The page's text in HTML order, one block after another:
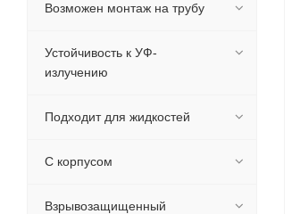
Возможен монтаж на трубу
Устойчивость к УФ-
излучению
Подходит для жидкостей
С корпусом
Взрывозащищенный